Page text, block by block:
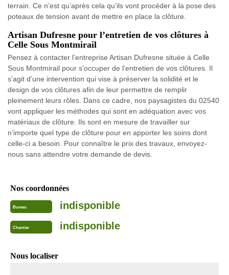
terrain. Ce n’est qu’après cela qu’ils vont procéder à la pose des
poteaux de tension avant de mettre en place la clôture.
Artisan Dufresne pour l’entretien de vos clôtures à
Celle Sous Montmirail
Pensez à contacter l’entreprise Artisan Dufresne située à Celle
Sous Montmirail pour s’occuper de l’entretien de vos clôtures. Il
s’agit d’une intervention qui vise à préserver la solidité et le
design de vos clôtures afin de leur permettre de remplir
pleinement leurs rôles. Dans ce cadre, nos paysagistes du 02540
vont appliquer les méthodes qui sont en adéquation avec vos
matériaux de clôture. Ils sont en mesure de travailler sur
n’importe quel type de clôture pour en apporter les soins dont
celle-ci a besoin. Pour connaître le prix des travaux, envoyez-
nous sans attendre votre demande de devis.
Nos coordonnées
Bureau indisponible
Chantier indisponible
Nous localiser